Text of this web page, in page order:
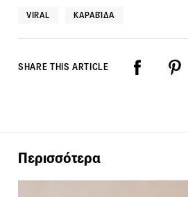
VIRAL ΚΑΡΑΒΊΔΑ
SHARE THIS ARTICLE
Περισσότερα